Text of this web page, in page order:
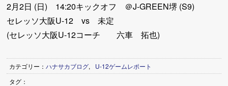
2月2日 (日) 14:20キックオフ ＠J-GREEN堺 (S9)
セレッソ大阪U-12 vs 未定
(セレッソ大阪U-12コーチ 六車 拓也)
カテゴリー：ハナサカブログ,
U-12ゲームレポート
タグ：